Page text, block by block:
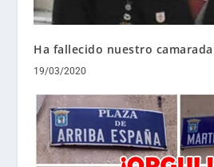
Ha fallecido nuestro
19/03/2020